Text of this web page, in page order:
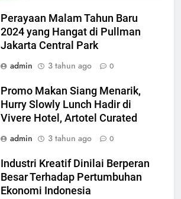
Perayaan Malam Tahun Baru
2024 yang Hangat di Pullman
Jakarta Central Park
admin
3 tahun ago 0
Promo Makan Siang Menarik,
Hurry Slowly Lunch Hadir di
Vivere Hotel, Artotel Curated
admin
3 tahun ago 0
Industri Kreatif Dinilai Berperan
Besar Terhadap Pertumbuhan
Ekonomi Indonesia